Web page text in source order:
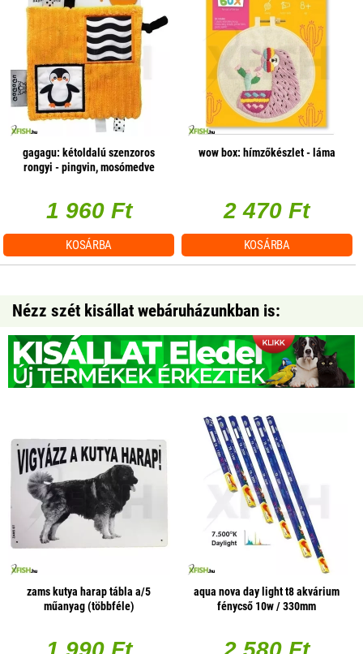
gagagu: kétoldalú szenzoros
rongyi - pingvin, mosómedve
1 960 Ft
KOSÁRBA
wow box: hímzőkészlet - láma
2 470 Ft
KOSÁRBA
Nézz szét kisállat webáruházunkban is:
zams kutya harap tábla a/5
műanyag (többféle)
aqua nova day light t8 akvárium
fénycső 10w / 330mm